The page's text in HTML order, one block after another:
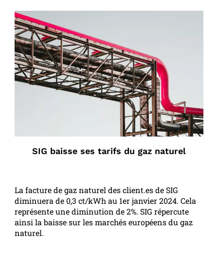
SIG baisse ses tarifs du gaz naturel
La facture de gaz naturel des client.es de SIG
diminuera de 0,3 ct/kWh au 1er janvier 2024. Cela
représente une diminution de 2%. SIG répercute
ainsi la baisse sur les marchés européens du gaz
naturel.